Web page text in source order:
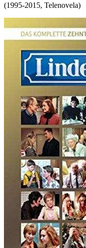
(1995-2015, Telenovela)